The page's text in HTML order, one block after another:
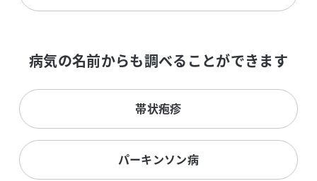
病気の名前からも調べることができます
帯状疱疹
パーキンソン病